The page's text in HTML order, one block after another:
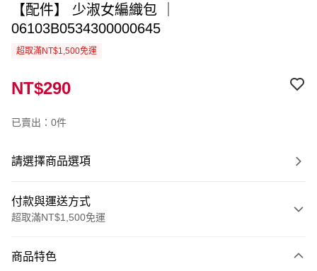
【配件】 少淑女編織包 ｜
06103B0534300000645
超取滿NT$1,500免運
NT$290
已賣出：0件
請選擇商品選項
付款與運送方式
超取滿NT$1,500免運
信用卡一次付款
商品特色